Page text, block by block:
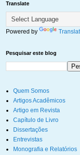
Translate
Powered by
Pesquisar este blog
Quem Somos
Artigos Acadêmicos
Artigo em Revista
Capítulo de Livro
Dissertações
Entrevistas
Monografia e Relatórios